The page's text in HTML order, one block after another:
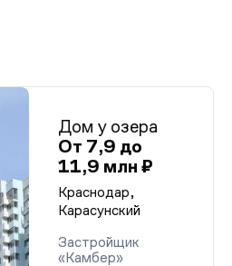
Дом у озера
От 7,9 до
11,9 млн ₽
Краснодар,
Карасунский
Застройщик
«Камбер»